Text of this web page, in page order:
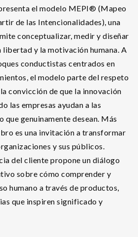
el modelo MEPI® (Mapeo
de las Intencionalidades), una
conceptualizar, medir y diseñar
libertad y la motivación humana. A
conductistas centrados en
el modelo parte del respeto
convicción de que la innovación
las empresas ayudan a las
que genuinamente desean. Más
es una invitación a transformar
y sus públicos.
del cliente propone un diálogo
sobre cómo comprender y
humano a través de productos,
que inspiren significado y